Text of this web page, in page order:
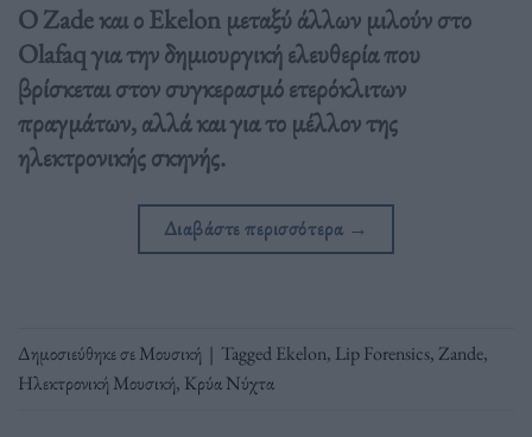
Ο Zade και ο Ekelon μεταξύ άλλων μιλούν στο
Olafaq για την δημιουργική ελευθερία που
βρίσκεται στον συγκερασμό ετερόκλιτων
πραγμάτων, αλλά και για το μέλλον της
ηλεκτρονικής σκηνής.
Διαβάστε περισσότερα →
Δημοσιεύθηκε σεΜουσική | TaggedEkelon, Lip Forensics,Zande,
Ηλεκτρονική Μουσική, Κρύα Νύχτα